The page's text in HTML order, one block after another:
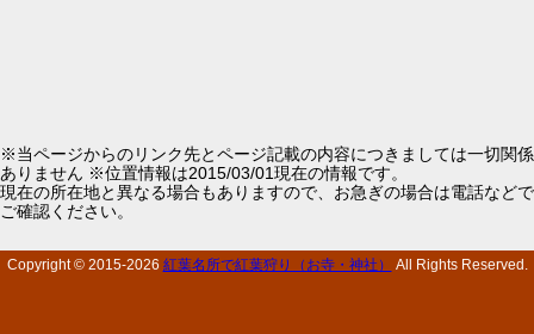
※当ページからのリンク先とページ記載の内容につきましては一切関係
ありません ※位置情報は2015/03/01現在の情報です。
現在の所在地と異なる場合もありますので、お急ぎの場合は電話などで
ご確認ください。
Copyright © 2015-2026 紅葉名所で紅葉狩り（お寺・神社） All Rights Reserved.